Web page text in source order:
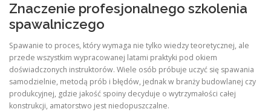
Znaczenie profesjonalnego szkolenia
spawalniczego
Spawanie to proces, który wymaga nie tylko wiedzy teoretycznej, ale
przede wszystkim wypracowanej latami praktyki pod okiem
doświadczonych instruktorów. Wiele osób próbuje uczyć się spawania
samodzielnie, metodą prób i błędów, jednak w branży budowlanej czy
produkcyjnej, gdzie jakość spoiny decyduje o wytrzymałości całej
konstrukcji, amatorstwo jest niedopuszczalne.